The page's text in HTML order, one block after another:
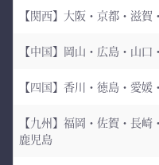
金橋（8800番手 木綿生
袴。
産素材。
縫製は熊本の熟練縫製工
【関西】大阪・京都・滋
【中国】岡山・広島・山口
【四国】香川・徳島・愛媛
【九州】福岡・佐賀・長崎
鹿児島